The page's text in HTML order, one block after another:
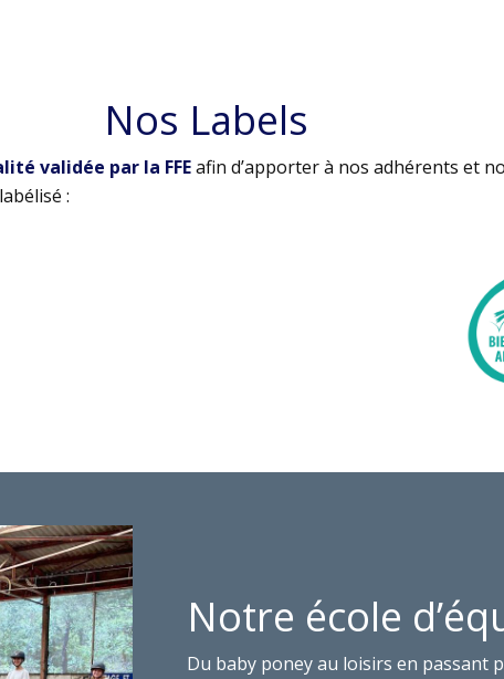
Nos Labels
validée par la FFEafin d’apporter à nos adhérents et
:
Notre école
Du baby poney au loisirs en passant